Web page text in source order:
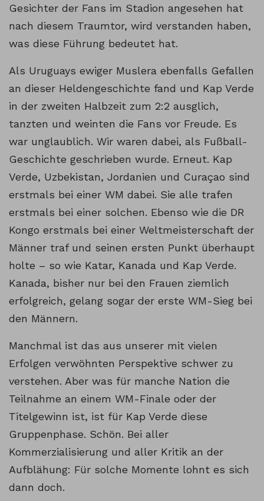
Gesichter der Fans im Stadion angesehen hat
nach diesem Traumtor, wird verstanden haben,
was diese Führung bedeutet hat.
Als Uruguays ewiger Muslera ebenfalls Gefallen
an dieser Heldengeschichte fand und Kap Verde
in der zweiten Halbzeit zum 2:2 ausglich,
tanzten und weinten die Fans vor Freude. Es
war unglaublich. Wir waren dabei, als Fußball-
Geschichte geschrieben wurde. Erneut. Kap
Verde, Uzbekistan, Jordanien und Curaçao sind
erstmals bei einer WM dabei. Sie alle trafen
erstmals bei einer solchen. Ebenso wie die DR
Kongo erstmals bei einer Weltmeisterschaft der
Männer traf und seinen ersten Punkt überhaupt
holte – so wie Katar, Kanada und Kap Verde.
Kanada, bisher nur bei den Frauen ziemlich
erfolgreich, gelang sogar der erste WM-Sieg bei
den Männern.
Manchmal ist das aus unserer mit vielen
Erfolgen verwöhnten Perspektive schwer zu
verstehen. Aber was für manche Nation die
Teilnahme an einem WM-Finale oder der
Titelgewinn ist, ist für Kap Verde diese
Gruppenphase. Schön. Bei aller
Kommerzialisierung und aller Kritik an der
Aufblähung: Für solche Momente lohnt es sich
dann doch.